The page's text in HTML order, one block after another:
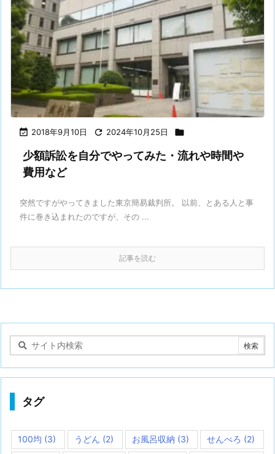
 2018年9月10日  2024年10月25日 
少額訴訟を自分でやってみた・流れや時間や
費用など
突然ですがやってきました東京簡易裁判所。 以前、とある人と事
件に巻き込まれたのですが、その ...
記事を読む
タグ
100均 (3) うどん (2) お風呂収納 (3) せんべろ (2)